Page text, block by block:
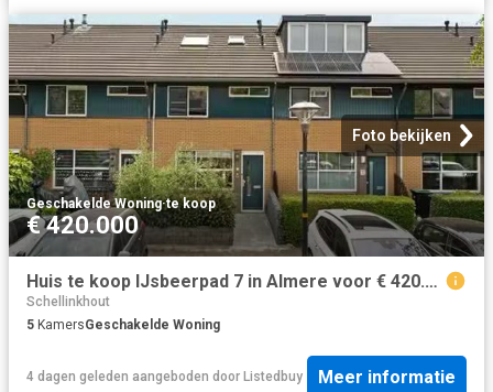
Foto bekijken
Geschakelde Woning·te koop
€ 420.000
Huis te koop IJsbeerpad 7 in Almere voor € 420.000
Schellinkhout
5 KamersGeschakelde Woning
4 dagen geleden aangeboden door Listedbuy Meer informatie